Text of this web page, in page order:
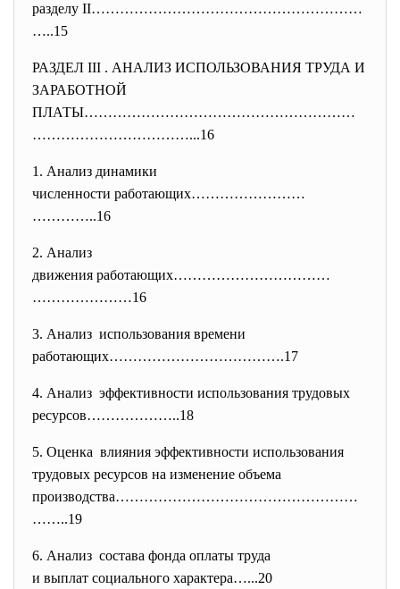
разделу II…………………………………………………
…..15
РАЗДЕЛ III . АНАЛИЗ ИСПОЛЬЗОВАНИЯ ТРУДА И
ЗАРАБОТНОЙ
ПЛАТЫ…………………………………………………
……………………………...16
1. Анализ динамики
численности работающих……………………
…………..16
2. Анализ
движения работающих……………………………
…………………16
3. Анализ использования времени
работающих……………………………….17
4. Анализ эффективности использования трудовых
ресурсов………………..18
5. Оценка влияния эффективности использования
трудовых ресурсов на изменение объема
производства……………………………………………
……..19
6. Анализ состава фонда оплаты труда
и выплат социального характера…...20